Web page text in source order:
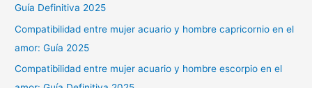
Guía Definitiva 2025
Compatibilidad entre mujer acuario y hombre capricornio en el
amor: Guía 2025
Compatibilidad entre mujer acuario y hombre escorpio en el